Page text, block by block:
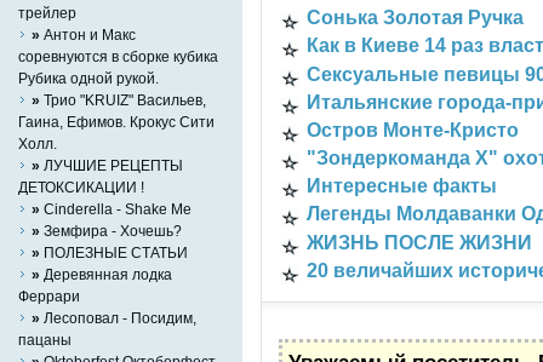
Сонька Золотая Ручка
Как в Киеве 14 раз
Сексуальные певицы
Итальянские города-
Остров Монте-Кристо
"Зондеркоманда Х"
Интересные факты
Легенды Молдаванки
ЖИЗНЬ ПОСЛЕ ЖИЗНИ
20 величайших
трейлер
» Антон и Макс
соревнуются в сборке кубика
Рубика одной рукой.
» Трио "KRUIZ" Васильев,
Гаина, Ефимов. Крокус Сити
Холл.
» ЛУЧШИЕ РЕЦЕПТЫ
ДЕТОКСИКАЦИИ !
» Cinderella - Shake Me
» Земфира - Хочешь?
» ПОЛЕЗНЫЕ СТАТЬИ
» Деревянная лодка
Феррари
» Лесоповал - Посидим,
пацаны